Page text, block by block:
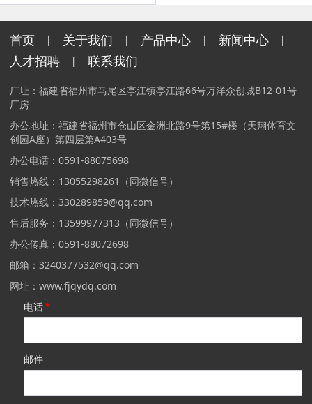
首页 关于我们 产品中心 新闻中心
人才招聘 联系我们
厂址：福建省福州市马尾区亭江镇亭江路66号万洋众创城B12-01号
厂房
办公地址：福建省福州市仓山区金洲北路9号第15#楼（天翔体育文
创园A座）第四层第A403号
办公电话：0591-88075698
销售热线：13055298261（同微信号）
技术热线：330289859@qq.com
售后服务：13599977313（同微信号）
办公传真：0591-88072698
邮箱：3240377532@qq.com
网址：www.fjqydq.com
电话*
邮件